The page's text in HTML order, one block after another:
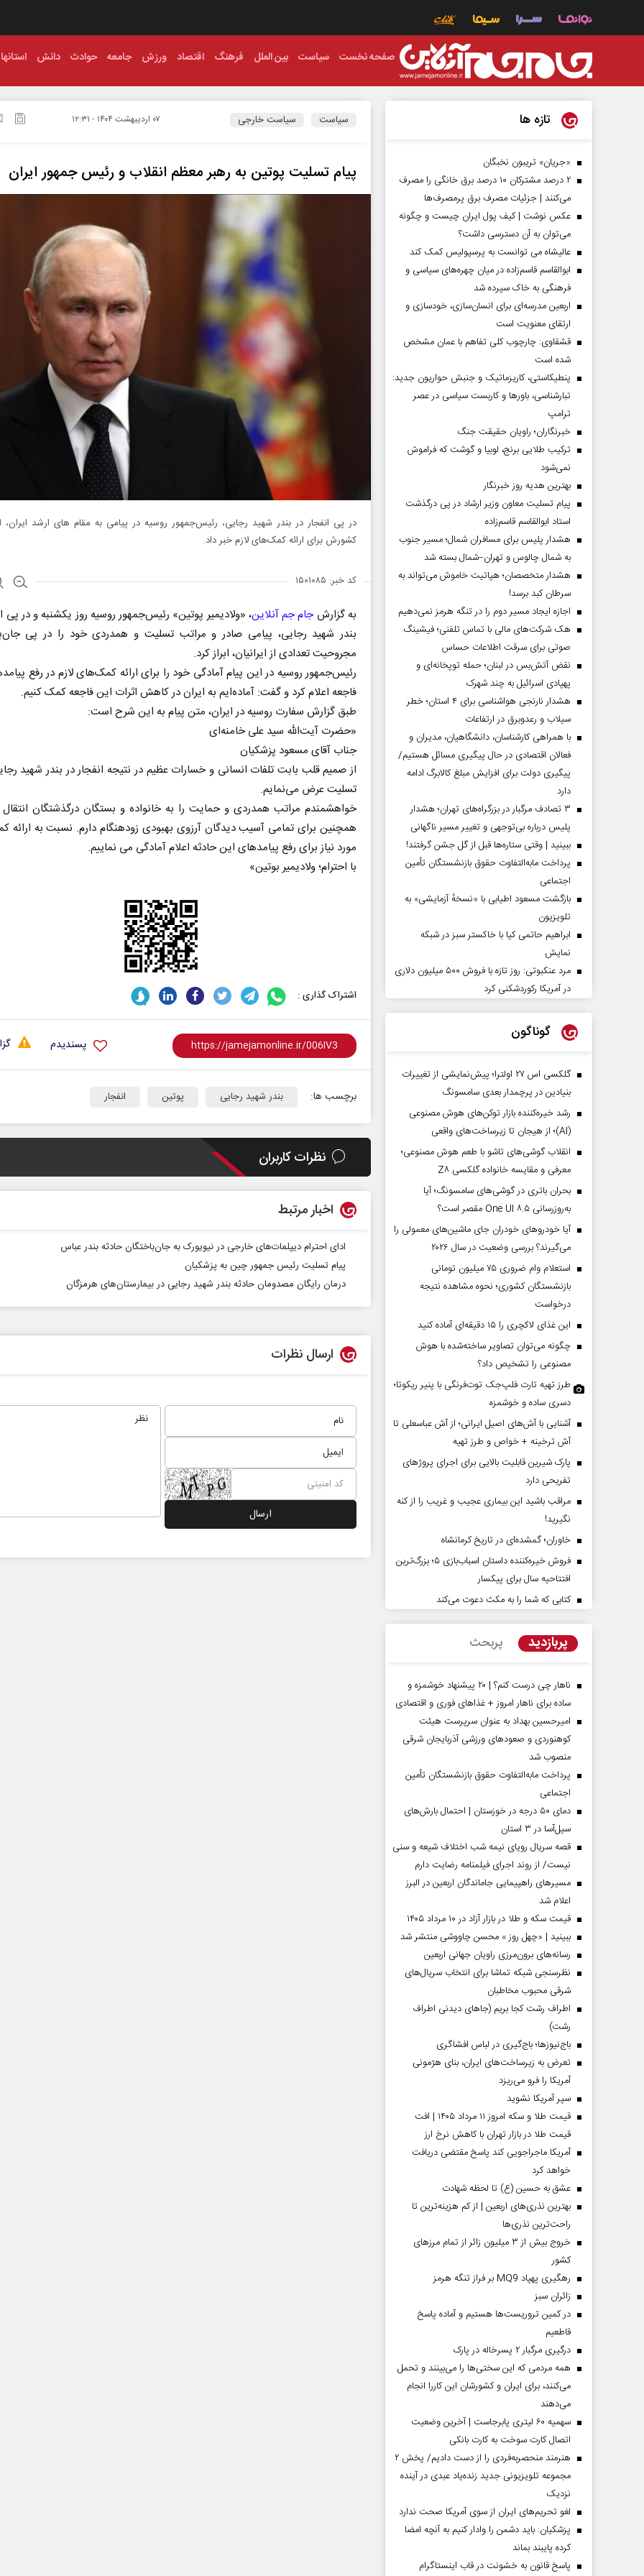
صفحه نخست سیاست بین الملل فرهنگ اقتصاد ورزش جامعه حوادث دانش استانها
سیاست سیاست خارجی ۰۷ ارديبهشت ۱۴۰۴ - ۱۲:۳۱
پیام تسلیت پوتین به رهبر معظم انقلاب و رئیس‌ جمهور ایران
در پی انفجار در بندر شهید رجایی، رئیس‌جمهور روسیه در پیامی به مقام های ارشد ایران،
کشورش برای ارائه کمک‌های لازم خبر داد.
کد خبر: ۱۵۰۱۰۸۵
به گزارشجام جم آنلاین، «ولادیمیر پوتین» رئیس‌جمهور روسیه روز یکشنبه و در پی
بندر شهید رجایی، پیامی صادر و مراتب تسلیت و همدردی خود را در پی
مجروحیت تعدادی از ایرانیان، ابراز کرد.
رئیس‌جمهور روسیه در این پیام آمادگی خود را برای ارائه کمک‌های لازم در رفع
فاجعه اعلام کرد و گفت: آماده‌ایم به ایران در کاهش اثرات این فاجعه کمک کنیم.
طبق گزارش سفارت روسیه در ایران، متن پیام به این شرح است:
«حضرت آیت‌الله سید علی خامنه‌ای
جناب آقای مسعود پزشکیان
از صمیم قلب بابت تلفات انسانی و خسارات عظیم در نتیجه انفجار در بندر شهید
تسلیت عرض می‌نمایم.
خواهشمندم مراتب همدردی و حمایت را به خانواده و بستگان درگذشتگان انتقال
همچنین برای تمامی آسیب دیدگان آرزوی بهبودی زودهنگام دارم. نسبت به
مورد نیاز برای رفع پیامدهای این حادثه اعلام آمادگی می نماییم.
با احترام؛ ولادیمیر بوتین»
اشتراک گذاری :
پسندیدم
برچسب ها: بندر شهید رجایی پوتین انفجار
نظرات کاربران
اخبار مرتبط
ادای احترام دیپلمات‌های خارجی در نیویورک به جان‌باختگان حادثه بندر عباس
پیام تسلیت رئیس‌ جمهور چین به پزشکیان
درمان رایگان مصدومان حادثه بندر شهید رجایی در بیمارستان‌های هرمزگان
ارسال نظرات
تازه ها
«جریان» تریبون نخبگان
۲ درصد مشترکان ۱۰ درصد برق خانگی را مصرف
می‌کنند | جزئیات مصرف برق پرمصرف‌ها
عکس نوشت | کیف پول ایران چیست و چگونه
می‌توان به آن دسترسی داشت؟
عالیشاه می توانست به پرسپولیس کمک کند
ابوالقاسم قاسم‌زاده در میان چهره‌های سیاسی و
فرهنگی به خاک سپرده شد
اربعین مدرسه‌ای برای انسان‌سازی، خودسازی و
ارتقای معنویت است
قشقاوی: چارچوب کلی تفاهم با عمان مشخص
شده است
پنطیکاستی، کاریزماتیک و جنبش حواریون جدید:
تبارشناسی، باور‌ها و کاربست سیاسی در عصر
ترامپ
خبرنگاران؛ راویان حقیقت جنگ
ترکیب طلایی برنج، لوبیا و گوشت که فراموش
نمی‌شود
بهترین هدیه روز خبرنگار
پیام تسلیت معاون وزیر ارشاد در پی درگذشت
استاد ابوالقاسم قاسم‌زاده
هشدار پلیس برای مسافران شمال؛ مسیر جنوب
به شمال چالوس و تهران–شمال بسته شد
هشدار متخصصان؛ هپاتیت خاموش می‌تواند به
سرطان کبد برسد!
اجازه ایجاد مسیر دوم را در تنگه هرمز نمی‌دهیم
هک شرکت‌های مالی با تماس تلفنی؛ فیشینگ
صوتی برای سرقت اطلاعات حساس
نقض آتش‌بس در لبنان؛ حمله توپخانه‌ای و
پهپادی اسرائیل به چند شهرک
هشدار نارنجی هواشناسی برای ۴ استان؛ خطر
سیلاب و رعدوبرق در ارتفاعات
با همراهی کارشناسان، دانشگاهیان، مدیران و
فعالان اقتصادی در حال پیگیری مسائل هستیم/
پیگیری دولت برای افزایش مبلغ کالابرگ ادامه
دارد
۳ تصادف مرگبار در بزرگراه‌های تهران؛ هشدار
پلیس درباره بی‌توجهی و تغییر مسیر ناگهانی
ببینید | وقتی ستاره‌ها قبل از گل جشن گرفتند!
پرداخت مابه‌التفاوت حقوق بازنشستگان تأمین
اجتماعی
بازگشت مسعود اطیابی با «نسخهٔ آزمایشی» به
تلویزیون
ابراهیم حاتمی کیا با خاکستر سبز در شبکه
نمایش
مرد عنکبوتی: روز تازه با فروش ۵۰۰ میلیون دلاری
در آمریکا رکوردشکنی کرد
گوناگون
گلکسی اس ۲۷ اولترا؛ پیش‌نمایشی از تغییرات
بنیادین در پرچمدار بعدی سامسونگ
رشد خیره‌کننده بازار توکن‌های هوش مصنوعی
(AI)؛ از هیجان تا زیرساخت‌های واقعی
انقلاب گوشی‌های تاشو‌ با طعم هوش مصنوعی؛
معرفی و مقایسه خانواده گلکسی Z۸
بحران باتری در گوشی‌های سامسونگ؛ آیا
به‌روزرسانی One UI ۸.۵ مقصر است؟
آیا خودروهای خودران جای ماشین‌های معمولی را
می‌گیرند؟ بررسی وضعیت در سال ۲۰۲۶
استعلام وام ضروری ۷۵ میلیون تومانی
بازنشستگان کشوری؛ نحوه مشاهده نتیجه
درخواست
این غذای لاکچری را ۱۵ دقیقه‌ای آماده کنید
چگونه می‌توان تصاویر ساخته‌شده با هوش
مصنوعی را تشخیص داد؟
طرز تهیه تارت فلپ‌جک توت‌فرنگی با پنیر ریکوتا؛
دسری ساده و خوشمزه
آشنایی با آش‌های اصیل ایرانی؛ از آش عباسعلی تا
آش ترخینه + خواص و طرز تهیه
پارک شیرین قابلیت‌ بالایی برای اجرای پروژهای
تفریحی دارد
مراقب باشید این بیماری عجیب و غریب را از کنه
نگیرید!
خاوران؛ گمشده‌ای در تاریخ کرمانشاه
فروش خیره‌کننده داستان اسباب‌بازی ۵؛ بزرگ‌ترین
افتتاحیه سال برای پیکسار
کتابی که شما را به مکث دعوت می‌کند
پربازدید پربحث
ناهار چی درست کنم؟ | ۲۰ پیشنهاد خوشمزه و
ساده برای ناهار امروز + غذاهای فوری و اقتصادی
امیرحسین بهداد به عنوان سرپرست هیئت
کوهنوردی و صعودهای ورزشی آذربایجان شرقی
منصوب شد
پرداخت مابه‌التفاوت حقوق بازنشستگان تأمین
اجتماعی
دمای ۵۰ درجه در خوزستان | احتمال بارش‌های
سیل‌آسا در ۳ استان
قصه سریال رویای نیمه شب اختلاف شیعه و سنی
نیست/ از روند اجرای فیلمنامه رضایت دارم
مسیر‌های راهپیمایی جاماندگان اربعین در البرز
اعلام شد
قیمت سکه و طلا در بازار آزاد در ۱۰ مرداد ۱۴۰۵
ببینید | «چهل روز » محسن چاووشی منتشر شد
رسانه‌های برون‌مرزی راویان جهانی اربعین
نظرسنجی شبکه تماشا برای انتخاب سریال‌های
شرقی محبوب مخاطبان
اطراف رشت کجا بریم (جاهای دیدنی اطراف
رشت)
باج‌نیوزها؛ باج‌گیری در لباس افشاگری
تعرض به زیرساخت‌های ایران، بنای هژمونی
آمریکا را فرو می‌ریزد
سپر آمریکا نشوید
قیمت طلا و سکه امروز ۱۱ مرداد ۱۴۰۵ | افت
قیمت طلا در بازار تهران با کاهش نرخ ارز
آمریکا ماجراجویی کند پاسخ مقتضی دریافت
خواهد کرد
عشق به حسین (ع) تا لحظه شهادت
بهترین نذری‌های اربعین | از کم هزینه‌ترین تا
راحت‌ترین نذری‌ها
خروج بیش از ۳ میلیون زائر از تمام مرز‌های
کشور
رهگیری پهپاد MQ9 بر فراز تنگه هرمز
‌زائران سبز
در کمین تروریست‌ها هستیم و آماده پاسخ
قاطعیم
درگیری مرگبار ۲ پسرخاله در پارک
همه مردمی که این سختی‌ها را می‌بینند و تحمل
می‌کنند، برای ایران و کشورشان این کاررا انجام
می‌دهند
سهمیه ۶۰ لیتری پابرجاست | آخرین وضعیت
اتصال کارت سوخت به کارت بانکی
هنرمند منحصر‌به‌فردی را از دست دادیم/ پخش ۲
مجموعه تلویزیونی جدید زنده‌یاد عبدی در آینده
نزدیک
لغو تحریم‌های ایران از سوی آمریکا صحت ندارد
پزشکیان: باید دشمن را وادار کنیم به آنچه امضا
کرده پایبند بماند
پاسخ قانون به خشونت در قاب اینستاگرام
عقب‌نشینی ترامپ؟
- تحلیلگر مسائل سیاسی
پشت‌پرده تهدیدات کوتاه‏‌مدت و
عباس سلیمی‌نمین - تحلیلگر مسائل سیاسی
اربعین نماد مقاومت در برابر
رحمت‌الله نوروزی - عضو کمیسیون اجتماعی
مجلس
دکتر حکیمه سقای
صفحات نخست روزنامه ها‌ی‌سه‌شنبه ۶ مردادماه